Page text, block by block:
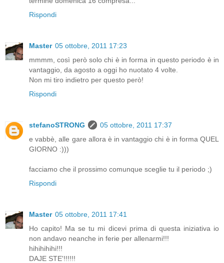
Rispondi
Master 05 ottobre, 2011 17:23
mmmm, così però solo chi è in forma in questo periodo è in
vantaggio, da agosto a oggi ho nuotato 4 volte.
Non mi tiro indietro per questo però!
Rispondi
stefanoSTRONG
05 ottobre, 2011 17:37
e vabbè, alle gare allora è in vantaggio chi è in forma QUEL
GIORNO :)))
facciamo che il prossimo comunque sceglie tu il periodo ;)
Rispondi
Master 05 ottobre, 2011 17:41
Ho capito! Ma se tu mi dicevi prima di questa iniziativa io
non andavo neanche in ferie per allenarmi!!!
hihihihihi!!!
DAJE STE'!!!!!!